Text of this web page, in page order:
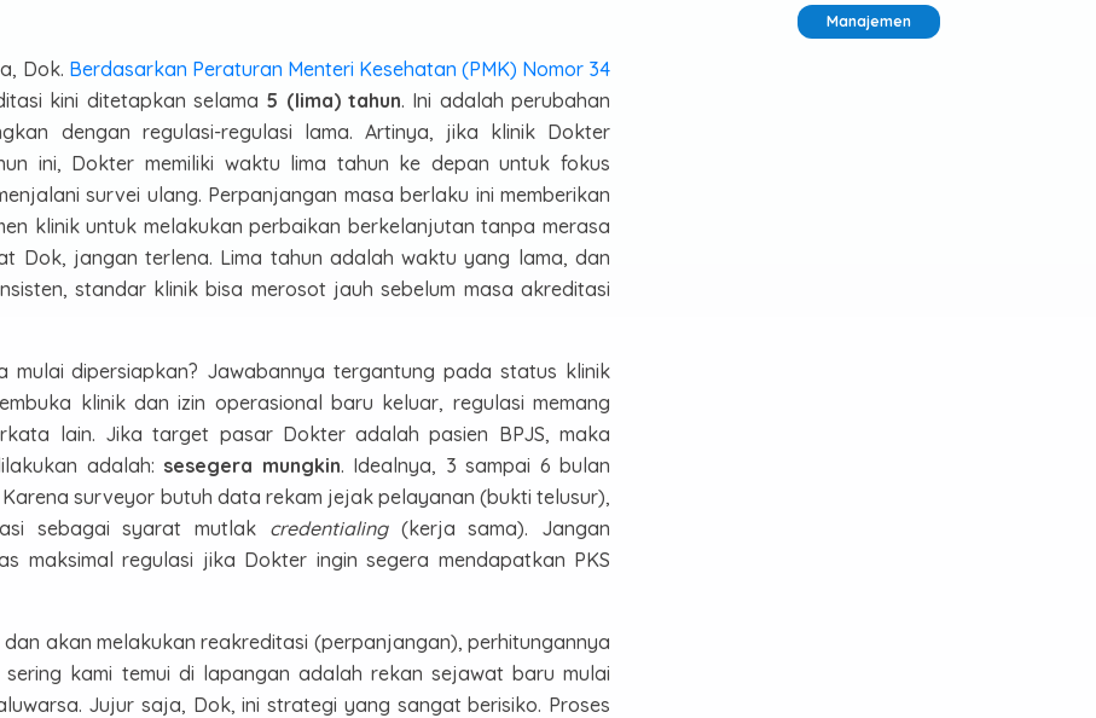
Dok. Berdasarkan Peraturan Menteri Kesehatan (PMK) Nomor 34
kini ditetapkan selama 5 (lima) tahun. Ini adalah perubahan
dengan regulasi-regulasi lama. Artinya, jika klinik Dokter
ini, Dokter memiliki waktu lima tahun ke depan untuk fokus
survei ulang. Perpanjangan masa berlaku ini memberikan
klinik untuk melakukan perbaikan berkelanjutan tanpa merasa
Dok, jangan terlena. Lima tahun adalah waktu yang lama, dan
standar klinik bisa merosot jauh sebelum masa akreditasi
mulai dipersiapkan? Jawabannya tergantung pada status klinik
klinik dan izin operasional baru keluar, regulasi memang
lain. Jika target pasar Dokter adalah pasien BPJS, maka
adalah: sesegera mungkin. Idealnya, 3 sampai 6 bulan
surveyor butuh data rekam jejak pelayanan (bukti telusur),
sebagai syarat mutlak credentialing(kerja sama). Jangan
maksimal regulasi jika Dokter ingin segera mendapatkan PKS
akan melakukan reakreditasi (perpanjangan), perhitungannya
kami temui di lapangan adalah rekan sejawat baru mulai
Jujur saja, Dok, ini strategi yang sangat berisiko. Proses
Manajemen